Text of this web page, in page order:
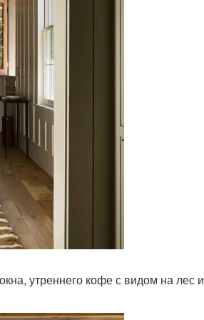
утреннего кофе с видом на лес и